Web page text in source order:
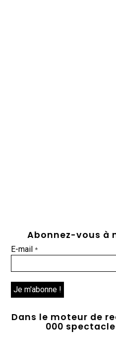
Abonnez-vous à
E-mail*
Dans le moteur de
000